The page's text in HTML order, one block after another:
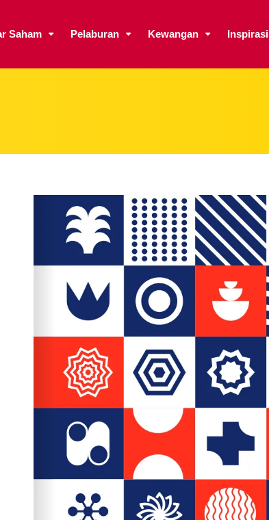
Saham Pelaburan Kewangan Inspirasi